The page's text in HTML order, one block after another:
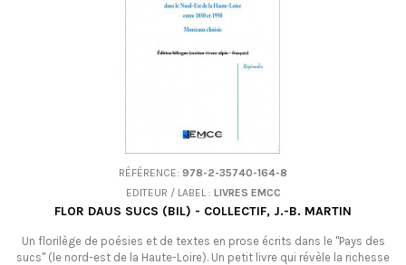
RÉFÉRENCE: 978-2-35740-164-8
EDITEUR / LABEL : LIVRES EMCC
FLOR DAUS SUCS (BIL) - COLLECTIF, J.-B. MARTIN
Un florilège de poésies et de textes en prose écrits dans le "Pays des
sucs" (le nord-est de la Haute-Loire). Un petit livre qui révèle la richesse